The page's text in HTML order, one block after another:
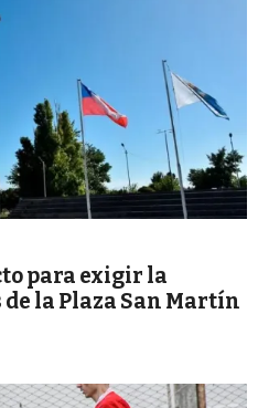
para exigir la
la Plaza San Martín